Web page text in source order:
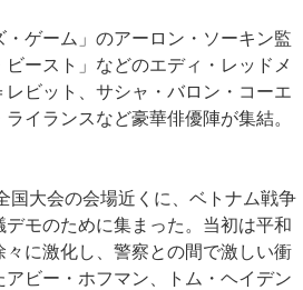
ゲーム」のアーロン・ソーキン監
ースト」などのエディ・レッドメ
ビット、サシャ・バロン・コーエ
イランスなど豪華俳優陣が集結。
国大会の会場近くに、ベトナム戦争
モのために集まった。当初は平和
に激化し、警察との間で激しい衝
ビー・ホフマン、トム・ヘイデン